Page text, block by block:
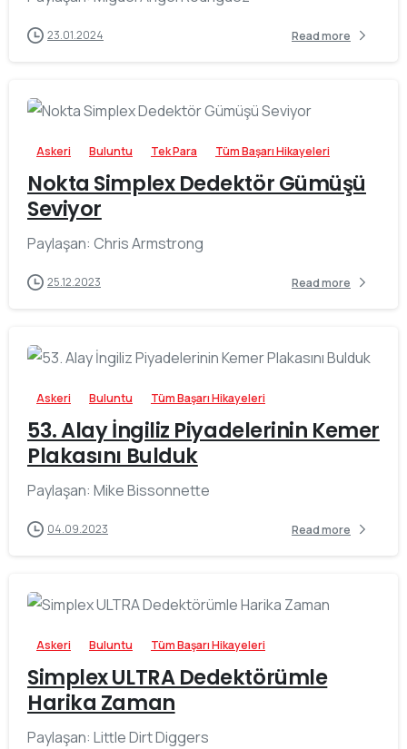
23.01.2024 Read more
Askeri Buluntu Tek Para Tüm Başarı Hikayeleri
Nokta Simplex Dedektör Gümüşü
Seviyor
Paylaşan: Chris Armstrong
25.12.2023 Read more
Askeri Buluntu Tüm Başarı Hikayeleri
53. Alay İngiliz Piyadelerinin Kemer
Plakasını Bulduk
Paylaşan: Mike Bissonnette
04.09.2023 Read more
Askeri Buluntu Tüm Başarı Hikayeleri
Simplex ULTRA Dedektörümle
Harika Zaman
Paylaşan: Little Dirt Diggers